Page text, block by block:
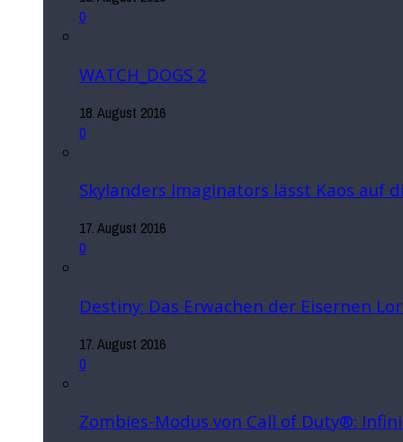
0
WATCH_DOGS 2
18. August 2016
0
Skylanders Imaginators lässt Kaos auf
17. August 2016
0
Destiny: Das Erwachen der Eisernen
17. August 2016
0
Zombies-Modus von Call of Duty®: